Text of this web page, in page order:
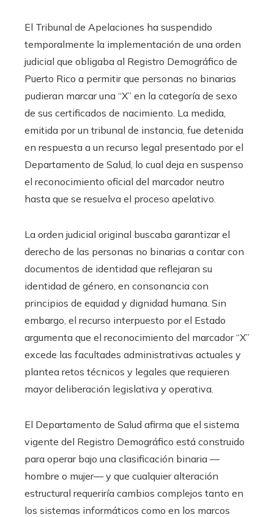
El Tribunal de Apelaciones ha suspendido
temporalmente la implementación de una orden
judicial que obligaba al Registro Demográfico de
Puerto Rico a permitir que personas no binarias
pudieran marcar una “X” en la categoría de sexo
de sus certificados de nacimiento. La medida,
emitida por un tribunal de instancia, fue detenida
en respuesta a un recurso legal presentado por el
Departamento de Salud, lo cual deja en suspenso
el reconocimiento oficial del marcador neutro
hasta que se resuelva el proceso apelativo.
La orden judicial original buscaba garantizar el
derecho de las personas no binarias a contar con
documentos de identidad que reflejaran su
identidad de género, en consonancia con
principios de equidad y dignidad humana. Sin
embargo, el recurso interpuesto por el Estado
argumenta que el reconocimiento del marcador “X”
excede las facultades administrativas actuales y
plantea retos técnicos y legales que requieren
mayor deliberación legislativa y operativa.
El Departamento de Salud afirma que el sistema
vigente del Registro Demográfico está construido
para operar bajo una clasificación binaria —
hombre o mujer— y que cualquier alteración
estructural requeriría cambios complejos tanto en
los sistemas informáticos como en los marcos